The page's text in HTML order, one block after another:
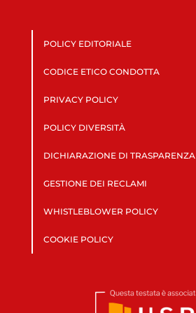
POLICY EDITORIALE
CODICE ETICO CONDOTTA
PRIVACY POLICY
POLICY DIVERSITÀ
DICHIARAZIONE DI TRASPARENZA
GESTIONE DEI RECLAMI
WHISTLEBLOWER POLICY
COOKIE POLICY